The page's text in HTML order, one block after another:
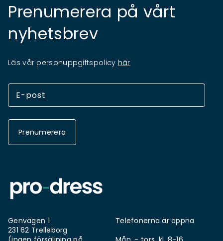
Prenumerera på vårt
nyhetsbrev
Läs vår personuppgiftspolicy här
Prenumerera
Genvägen 1
231 62 Trelleborg
Telefonerna är öppna